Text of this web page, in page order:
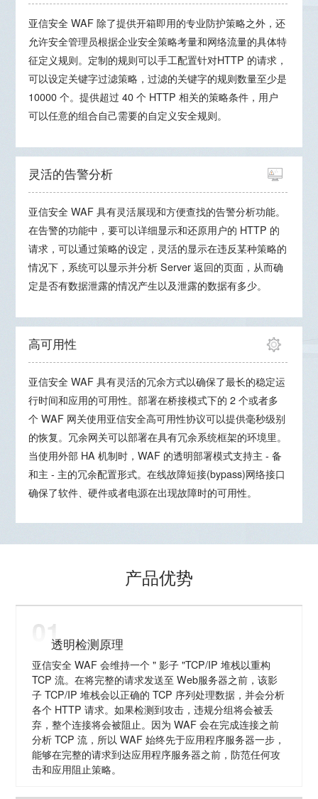
亚信安全 WAF 除了提供开箱即用的专业防护策略之外，还
允许安全管理员根据企业安全策略考量和网络流量的具体特
征定义规则。定制的规则可以手工配置针对HTTP 的请求，
可以设定关键字过滤策略，过滤的关键字的规则数量至少是
10000 个。提供超过 40 个 HTTP 相关的策略条件，用户
可以任意的组合自己需要的自定义安全规则。
灵活的告警分析
亚信安全 WAF 具有灵活展现和方便查找的告警分析功能。
在告警的功能中，要可以详细显示和还原用户的 HTTP 的
请求，可以通过策略的设定，灵活的显示在违反某种策略的
情况下，系统可以显示并分析 Server 返回的页面，从而确
定是否有数据泄露的情况产生以及泄露的数据有多少。
高可用性
亚信安全 WAF 具有灵活的冗余方式以确保了最长的稳定运
行时间和应用的可用性。部署在桥接模式下的 2 个或者多
个 WAF 网关使用亚信安全高可用性协议可以提供毫秒级别
的恢复。冗余网关可以部署在具有冗余系统框架的环境里。
当使用外部 HA 机制时，WAF 的透明部署模式支持主 - 备
和主 - 主的冗余配置形式。在线故障短接(bypass)网络接口
确保了软件、硬件或者电源在出现故障时的可用性。
产品优势
01透明检测原理
亚信安全 WAF 会维持一个 " 影子 "TCP/IP 堆栈以重构
TCP 流。在将完整的请求发送至 Web服务器之前，该影
子 TCP/IP 堆栈会以正确的 TCP 序列处理数据，并会分析
各个 HTTP 请求。如果检测到攻击，违规分组将会被丢
弃，整个连接将会被阻止。因为 WAF 会在完成连接之前
分析 TCP 流，所以 WAF 始终先于应用程序服务器一步，
能够在完整的请求到达应用程序服务器之前，防范任何攻
击和应用阻止策略。